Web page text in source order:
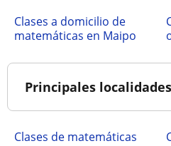
Clases a domicilio de
matemáticas en Maipo
Clases
Principales localidades
Clases de matemáticas